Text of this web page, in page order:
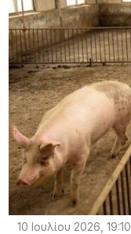
10 Ιουλίου 2026, 19:10